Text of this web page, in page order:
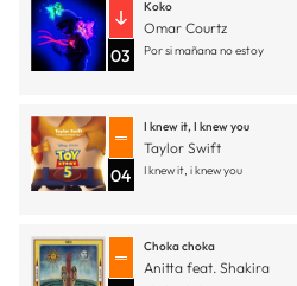
03
Koko
Omar Courtz
Por si mañana no estoy
04
I knew it, I knew you
Taylor Swift
I knew it, i knew you
Choka choka
Anitta feat. Shakira